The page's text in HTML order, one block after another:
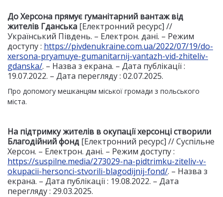
До Херсона прямує гуманітарний вантаж від
жителів Гданська [Електронний ресурс] //
Український Південь. – Електрон. дані. – Режим
доступу : https://pivdenukraine.com.ua/2022/07/19/do-
xersona-pryamuye-gumanitarnij-vantazh-vid-zhiteliv-
gdanska/. – Назва з екрана. – Дата публікації :
19.07.2022. – Дата перегляду : 02.07.2025.
Про допомогу мешканцям міської громади з польського
міста.
На підтримку жителів в окупації херсонці створили
Благодійний фонд [Електронний ресурс] // Суспільне
Херсон. – Електрон. дані. – Режим доступу :
https://suspilne.media/273029-na-pidtrimku-ziteliv-v-
okupacii-hersonci-stvorili-blagodijnij-fond/. – Назва з
екрана. – Дата публікації : 19.08.2022. – Дата
перегляду : 29.03.2025.